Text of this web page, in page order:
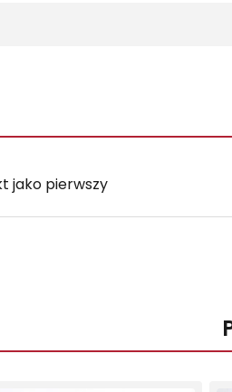
jako pierwszy